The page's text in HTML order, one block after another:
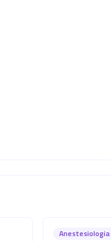
Anestesiologia